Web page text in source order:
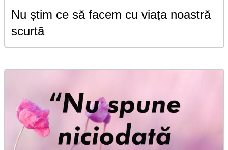
Nu știm ce să facem cu viața noastră
scurtă